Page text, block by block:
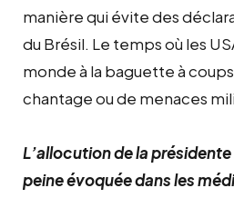
manière qui évite des
du Brésil. Le temps où les
monde à la baguette à
chantage ou de menaces
L’allocution de la
peine évoquée dans les